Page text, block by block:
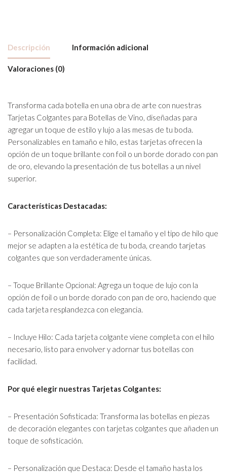
Descripción Información adicional
Valoraciones (0)
Transforma cada botella en una obra de arte con nuestras
Tarjetas Colgantes para Botellas de Vino, diseñadas para
agregar un toque de estilo y lujo a las mesas de tu boda.
Personalizables en tamaño e hilo, estas tarjetas ofrecen la
opción de un toque brillante con foil o un borde dorado con pan
de oro, elevando la presentación de tus botellas a un nivel
superior.
Características Destacadas:
– Personalización Completa: Elige el tamaño y el tipo de hilo que
mejor se adapten a la estética de tu boda, creando tarjetas
colgantes que son verdaderamente únicas.
– Toque Brillante Opcional: Agrega un toque de lujo con la
opción de foil o un borde dorado con pan de oro, haciendo que
cada tarjeta resplandezca con elegancia.
– Incluye Hilo: Cada tarjeta colgante viene completa con el hilo
necesario, listo para envolver y adornar tus botellas con
facilidad.
Por qué elegir nuestras Tarjetas Colgantes:
– Presentación Sofisticada: Transforma las botellas en piezas
de decoración elegantes con tarjetas colgantes que añaden un
toque de sofisticación.
– Personalización que Destaca: Desde el tamaño hasta los